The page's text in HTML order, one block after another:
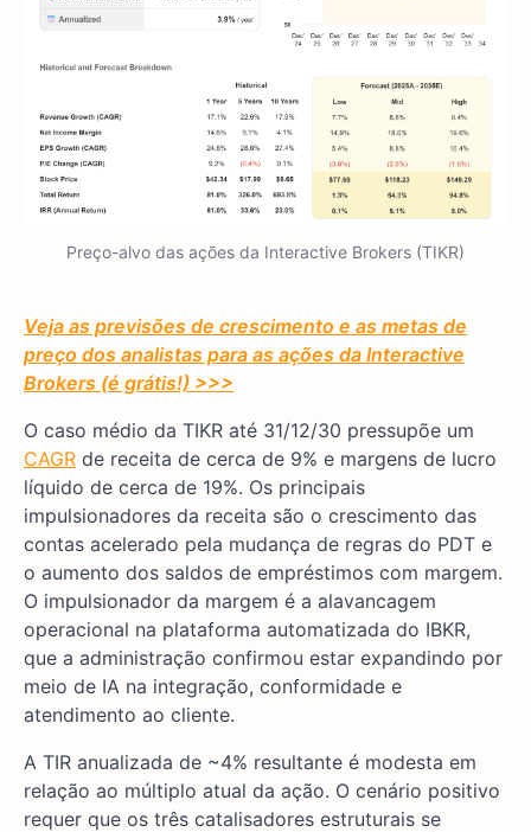
Preço-alvo das ações da Interactive Brokers (TIKR)
Veja as previsões de crescimento e as metas de
preço dos analistas para as ações da Interactive
Brokers (é grátis!) >>>
O caso médio da TIKR até 31/12/30 pressupõe um
CAGR de receita de cerca de 9% e margens de lucro
líquido de cerca de 19%. Os principais
impulsionadores da receita são o crescimento das
contas acelerado pela mudança de regras do PDT e
o aumento dos saldos de empréstimos com margem.
O impulsionador da margem é a alavancagem
operacional na plataforma automatizada do IBKR,
que a administração confirmou estar expandindo por
meio de IA na integração, conformidade e
atendimento ao cliente.
A TIR anualizada de ~4% resultante é modesta em
relação ao múltiplo atual da ação. O cenário positivo
requer que os três catalisadores estruturais se